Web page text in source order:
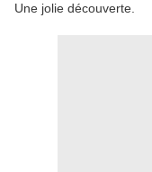
Une jolie découverte.